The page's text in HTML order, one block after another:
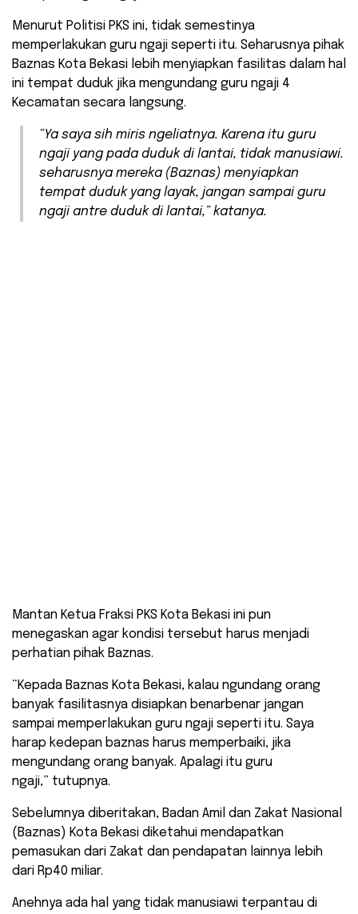
Menurut Politisi PKS ini, tidak semestinya
memperlakukan guru ngaji seperti itu. Seharusnya pihak
Baznas Kota Bekasi lebih menyiapkan fasilitas dalam hal
ini tempat duduk jika mengundang guru ngaji 4
Kecamatan secara langsung.
“Ya saya sih miris ngeliatnya. Karena itu guru
ngaji yang pada duduk di lantai, tidak manusiawi.
seharusnya mereka (Baznas) menyiapkan
tempat duduk yang layak, jangan sampai guru
ngaji antre duduk di lantai,” katanya.
Mantan Ketua Fraksi PKS Kota Bekasi ini pun
menegaskan agar kondisi tersebut harus menjadi
perhatian pihak Baznas.
“Kepada Baznas Kota Bekasi, kalau ngundang orang
banyak fasilitasnya disiapkan benar­benar jangan
sampai memperlakukan guru ngaji seperti itu. Saya
harap kedepan baznas harus memperbaiki, jika
mengundang orang banyak. Apalagi itu guru
ngaji,” tutupnya.
Sebelumnya diberitakan, Badan Amil dan Zakat Nasional
(Baznas) Kota Bekasi diketahui mendapatkan
pemasukan dari Zakat dan pendapatan lainnya lebih
dari Rp40 miliar.
Anehnya ada hal yang tidak manusiawi terpantau di